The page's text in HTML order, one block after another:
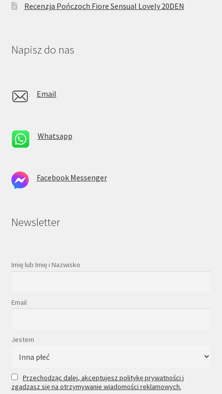
Recenzja Pończoch Fiore Sensual Lovely 20DEN
Napisz do nas
Email
Whatsapp
Facebook Messenger
Newsletter
Imię lub Imię i Nazwisko
Email
Jestem
Przechodząc dalej, akceptujesz politykę prywatności i
zgadzasz się na otrzymywanie wiadomości reklamowych.